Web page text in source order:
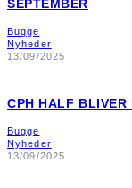
SEPTEMBER
Bugge
Nyheder
13/09/2025
CPH HALF BLIVER
Bugge
Nyheder
13/09/2025